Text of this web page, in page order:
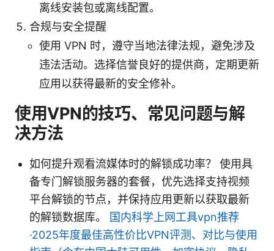
离线安装包或离线配置。
合规与安全提醒
使用 VPN 时，遵守当地法律法规，避免涉及
违法活动。选择信誉良好的提供商，定期更新
应用以获得最新的安全修补。
使用VPN的技巧、常见问题与解
决方法
如何提升观看流媒体时的解锁成功率？ 使用具
备专门解锁服务器的套餐，优先选择支持视频
平台解锁的节点，并保持应用更新以获取最新
的解锁数据库。
国内科学上网工具vpn推荐
·2025年度最佳高性价比VPN评测、对比与使用